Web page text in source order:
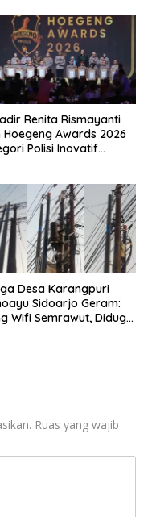
Renita Rismayanti
Hoegeng Awards 2026
Polisi Inovatif
Desa Karangpuri
Sidoarjo Geram:
Wifi Semrawut, Diduga
Ruas yang wajib